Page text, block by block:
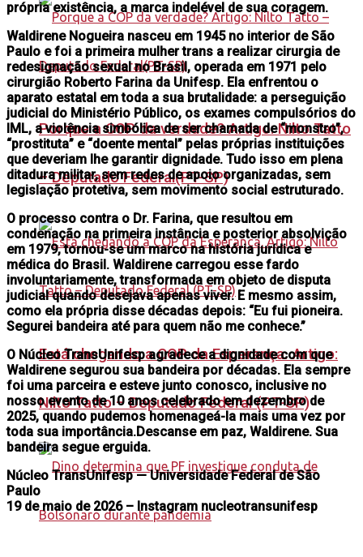
Porque a COP da verdade? Artigo: Nilto Tatto
– Deputado Federal(PT-SP)
Está chegando a COP da Esperança. Artigo:
Nilto Tatto – Deputado Federal (PT-SP)
própria existência, a marca indelével de sua coragem.
Waldirene Nogueira nasceu em 1945 no interior de São
Paulo e foi a primeira mulher trans a realizar cirurgia de
redesignação sexual no Brasil, operada em 1971 pelo
cirurgião Roberto Farina da Unifesp. Ela enfrentou o
aparato estatal em toda a sua brutalidade: a perseguição
judicial do Ministério Público, os exames compulsórios do
IML, a violência simbólica de ser chamada de “monstro”,
“prostituta” e “doente mental” pelas próprias instituições
que deveriam lhe garantir dignidade. Tudo isso em plena
ditadura militar, sem redes de apoio organizadas, sem
legislação protetiva, sem movimento social estruturado.
O processo contra o Dr. Farina, que resultou em
condenação na primeira instância e posterior absolvição
em 1979, tornou-se um marco na história jurídica e
médica do Brasil. Waldirene carregou esse fardo
involuntariamente, transformada em objeto de disputa
judicial quando desejava apenas viver. E mesmo assim,
como ela própria disse décadas depois: “Eu fui pioneira.
Segurei bandeira até para quem não me conhece.”
O Núcleo TransUnifesp agradece a dignidade com que
Waldirene segurou sua bandeira por décadas. Ela sempre
foi uma parceira e esteve junto conosco, inclusive no
nosso evento de 10 anos celebrado em dezembro de
2025, quando pudemos homenageá-la mais uma vez por
toda sua importância.Descanse em paz, Waldirene. Sua
bandeira segue erguida.
Núcleo TransUnifesp — Universidade Federal de São
Paulo
19 de maio de 2026 – Instagram nucleotransunifesp